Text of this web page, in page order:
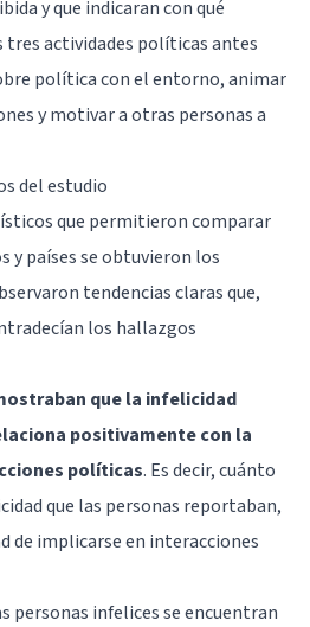
y que indicaran con qué
tres actividades políticas antes
política con el entorno, animar
y motivar a otras personas a
del estudio
que permitieron comparar
y países se obtuvieron los
tendencias claras que,
los hallazgos
que la infelicidad
positivamente con la
políticas. Es decir, cuánto
que las personas reportaban,
de implicarse en interacciones
personas infelices se encuentran